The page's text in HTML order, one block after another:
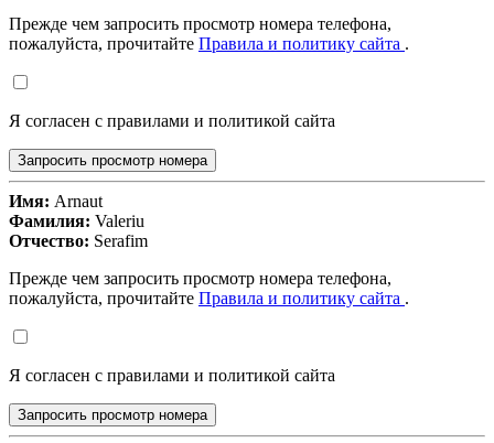
Прежде чем запросить просмотр номера телефона,
пожалуйста, прочитайте Правила и политику сайта .
Я согласен с правилами и политикой сайта
Запросить просмотр номера
Имя: Arnaut
Фамилия: Valeriu
Отчество: Serafim
Прежде чем запросить просмотр номера телефона,
пожалуйста, прочитайте Правила и политику сайта .
Я согласен с правилами и политикой сайта
Запросить просмотр номера